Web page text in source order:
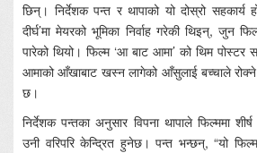
छिन्। निर्देशक पन्त र थापाको यो दोस्रो सहकार्य
दीर्घ’मा मेयरको भूमिका निर्वाह गरेकी थिइन्, जुन
पारेको थियो। फिल्म ‘आ बाट आमा’ को थिम
आमाको आँखाबाट खस्न लागेको आँसुलाई बच्चाले
छ।
निर्देशक पन्तका अनुसार विपना थापाले फिल्ममा
उनी वरिपरि केन्द्रित हुनेछ। पन्त भन्छन्, “यो